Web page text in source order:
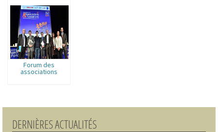
Forum des
associations
DERNIÈRES ACTUALITÉS